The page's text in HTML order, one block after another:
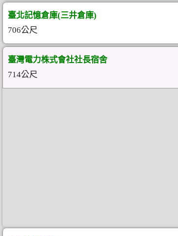
臺北記憶倉庫(三井倉庫)
706公尺
臺灣電力株式會社社長宿舍
714公尺